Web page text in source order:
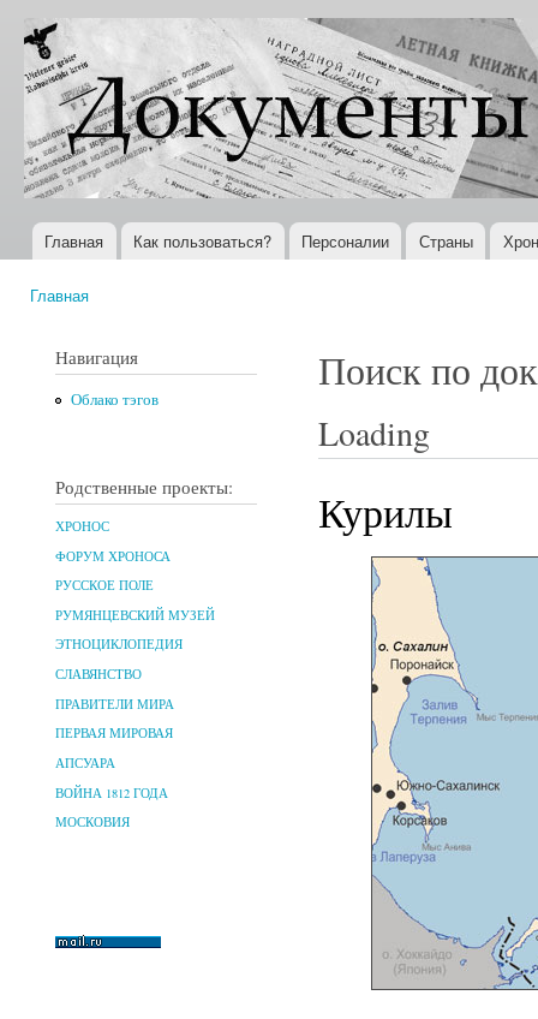
Документы
XX века
Всемирная
история в
Интернете
Главное меню
Главная Как пользоваться? Персоналии Страны
Главная
Навигация
Облако тэгов
Родственные проекты:
ХРОНОС
ФОРУМ ХРОНОСА
РУССКОЕ ПОЛЕ
РУМЯНЦЕВСКИЙ МУЗЕЙ
ЭТНОЦИКЛОПЕДИЯ
СЛАВЯНСТВО
ПРАВИТЕЛИ МИРА
ПЕРВАЯ МИРОВАЯ
АПСУАРА
ВОЙНА 1812 ГОДА
МОСКОВИЯ
Поиск по
Loading
Курилы